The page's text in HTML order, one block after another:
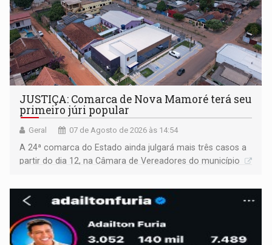
JUSTIÇA: Comarca de Nova Mamoré terá seu
primeiro júri popular
Geral 07 de Agosto de 2026 às 14:54
A 24ª comarca do Estado ainda julgará mais três casos a
partir do dia 12, na Câmara de Vereadores do município